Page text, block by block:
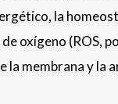
la
oxígeno (ROS,
la membrana y la